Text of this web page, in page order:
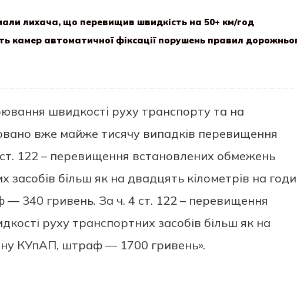
лихача, що перевищив швидкість на 50+ км/год
камер автоматичної фіксації порушень правил
швидкості руху транспорту та на
вже майже тисячу випадків перевищення
122 – перевищення встановлених обмежень
засобів більш як на двадцять кілометрів на
340 гривень. За ч. 4 ст. 122 – перевищення
руху транспортних засобів більш як на
КУпАП, штраф — 1700 гривень».